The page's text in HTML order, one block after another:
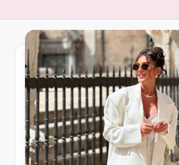
a
f
e
.
r
o